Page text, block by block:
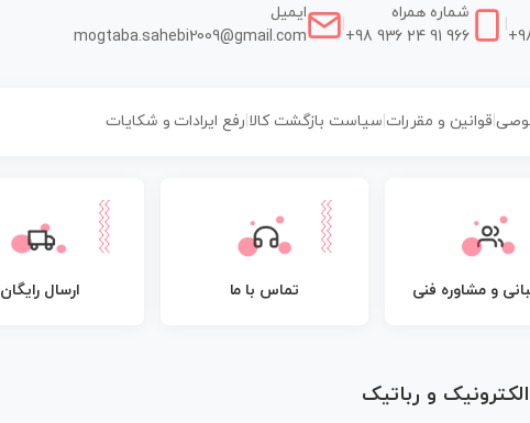
شماره همراه
+98 936 24 91 966
ایمیل
mogtaba.sahebi2009@gmail.com
| قوانین و مقررات سیاست بازگشت کالا رفع ایرادات و شکایات
و مشاوره فنی تماس با ما ارسال رایگان
و رباتیک